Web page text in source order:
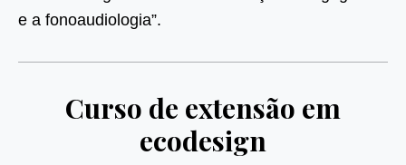
e a fonoaudiologia”.
Curso de extensão em
ecodesign